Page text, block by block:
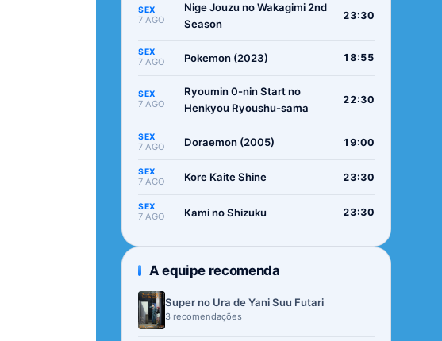
SEX
7 AGO
Nige Jouzu no Wakagimi 2nd
Season
23:30
SEX
7 AGO Pokemon (2023) 18:55
SEX
7 AGO
Ryoumin 0-nin Start no
Henkyou Ryoushu-sama
22:30
SEX
7 AGO Doraemon (2005) 19:00
SEX
7 AGO Kore Kaite Shine 23:30
SEX
7 AGO Kami no Shizuku 23:30
A equipe recomenda
Super no Ura de Yani Suu Futari
3 recomendações